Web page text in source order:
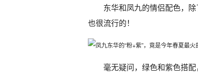
东华和凤九的情侣配色，
也很流行的！
毫无疑问，绿色和紫色搭